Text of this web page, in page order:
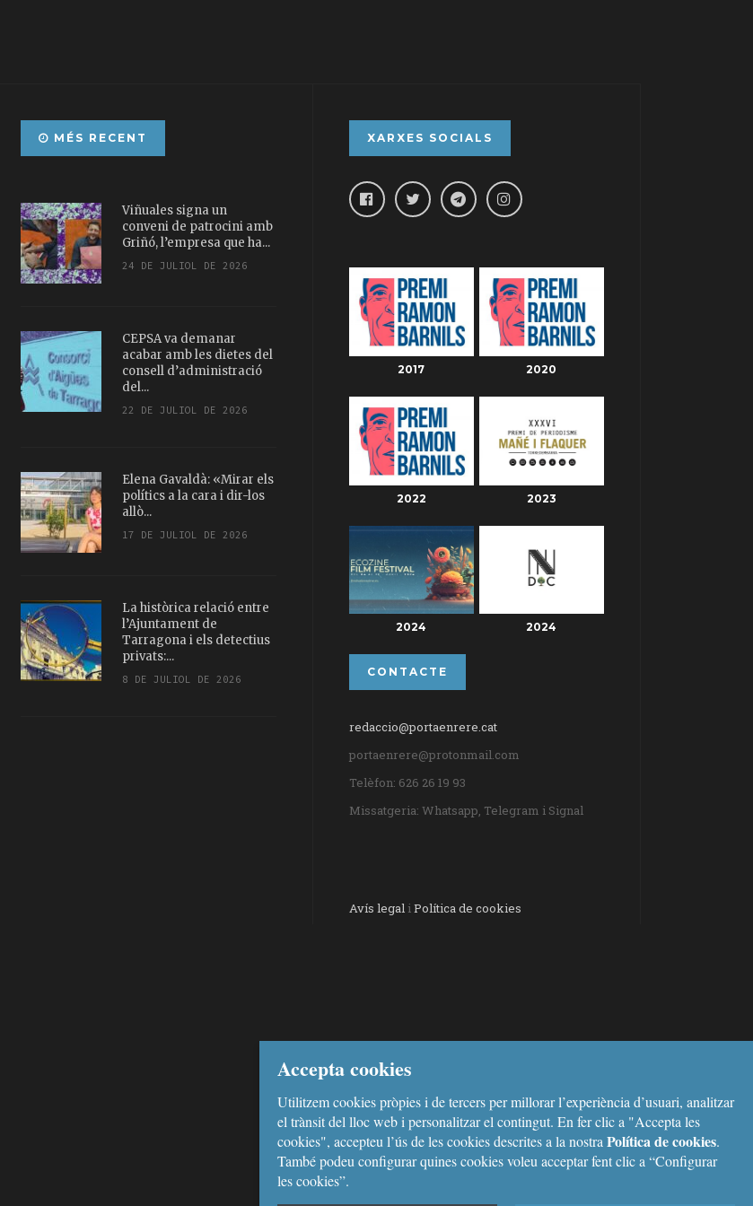
MÉS RECENT
Viñuales signa un
conveni de patrocini amb
Griñó, l’empresa que ha...
24 DE JULIOL DE 2026
CEPSA va demanar
acabar amb les dietes del
consell d’administració
del...
22 DE JULIOL DE 2026
Elena Gavaldà: «Mirar els
polítics a la cara i dir-los
allò...
17 DE JULIOL DE 2026
La històrica relació entre
l’Ajuntament de
Tarragona i els detectius
privats:...
8 DE JULIOL DE 2026
XARXES SOCIALS
2017 2020
2022 2023
2024 2024
CONTACTE
redaccio@portaenrere.cat
portaenrere@protonmail.com
Telèfon: 626 26 19 93
Missatgeria: Whatsapp, Telegram i Signal
Avís legaliPolítica de cookies
Accepta cookies
Utilitzem cookies pròpies i de tercers per millorar l’experiència d’usuari, analitzar
el trànsit del lloc web i personalitzar el contingut. En fer clic a "Accepta les
cookies", accepteu l’ús de les cookies descrites a la nostra Política de cookies.
També podeu configurar quines cookies voleu acceptar fent clic a “Configurar
les cookies”.